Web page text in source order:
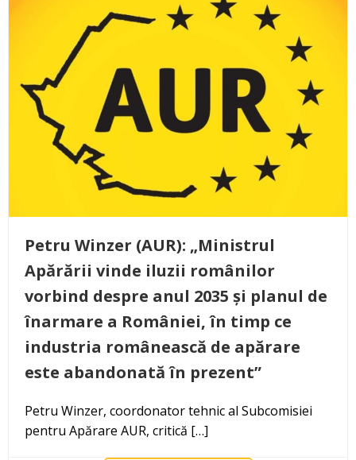
Petru Winzer (AUR): „Ministrul
Apărării vinde iluzii românilor
vorbind despre anul 2035 și planul de
înarmare a României, în timp ce
industria românească de apărare
este abandonată în prezent”
Petru Winzer, coordonator tehnic al Subcomisiei
pentru Apărare AUR, critică […]